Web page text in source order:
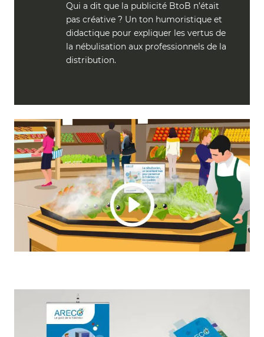
Qui a dit que la publicité BtoB n’était
pas créative ? Un ton humoristique et
didactique pour expliquer les vertus de
la nébulisation aux professionnels de la
distribution.